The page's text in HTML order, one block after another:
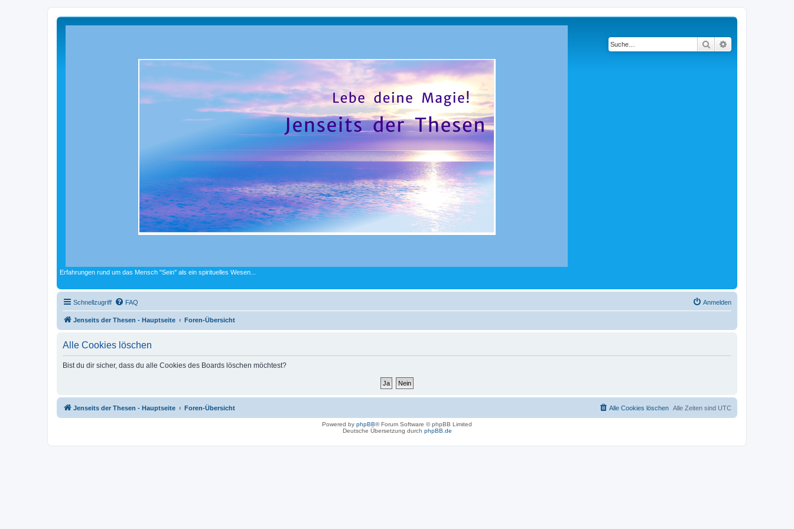
Erfahrungen rund um das Mensch "Sein" als ein spirituelles Wesen...
Suche
Schnellzugriff FAQ Anmelden
Jenseits der Thesen - Hauptseite Foren-Übersicht
Alle Cookies löschen
Bist du dir sicher, dass du alle Cookies des Boards löschen möchtest?
Jenseits der Thesen - Hauptseite Foren-Übersicht Alle Zeiten sind UTC
Alle Cookies löschen
Powered by phpBB® Forum Software © phpBB Limited
Deutsche Übersetzung durch phpBB.de